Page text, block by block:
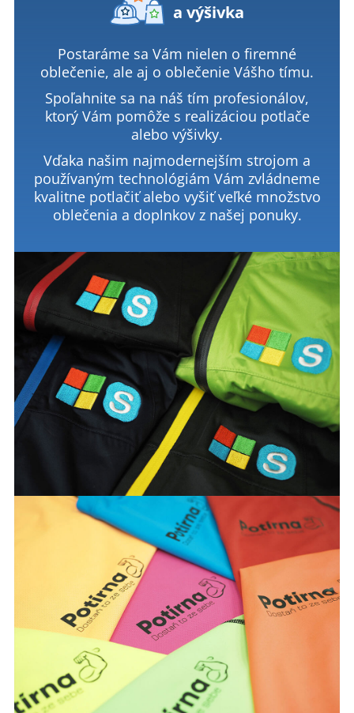
a výšivka
Postaráme sa Vám nielen o firemné
oblečenie, ale aj o oblečenie Vášho tímu.
Spoľahnite sa na náš tím profesionálov,
ktorý Vám pomôže s realizáciou potlače
alebo výšivky.
Vďaka našim najmodernejším strojom a
používaným technológiám Vám zvládneme
kvalitne potlačiť alebo vyšiť veľké množstvo
oblečenia a doplnkov z našej ponuky.